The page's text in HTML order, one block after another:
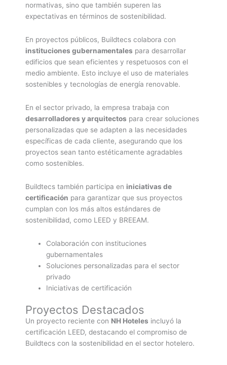
normativas, sino que también superen las
expectativas en términos de sostenibilidad.
En proyectos públicos, Buildtecs colabora con
instituciones gubernamentales para desarrollar
edificios que sean eficientes y respetuosos con el
medio ambiente. Esto incluye el uso de materiales
sostenibles y tecnologías de energía renovable.
En el sector privado, la empresa trabaja con
desarrolladores y arquitectos para crear soluciones
personalizadas que se adapten a las necesidades
específicas de cada cliente, asegurando que los
proyectos sean tanto estéticamente agradables
como sostenibles.
Buildtecs también participa en iniciativas de
certificación para garantizar que sus proyectos
cumplan con los más altos estándares de
sostenibilidad, como LEED y BREEAM.
Colaboración con instituciones
gubernamentales
Soluciones personalizadas para el sector
privado
Iniciativas de certificación
Proyectos Destacados
Un proyecto reciente con NH Hoteles incluyó la
certificación LEED, destacando el compromiso de
Buildtecs con la sostenibilidad en el sector hotelero.